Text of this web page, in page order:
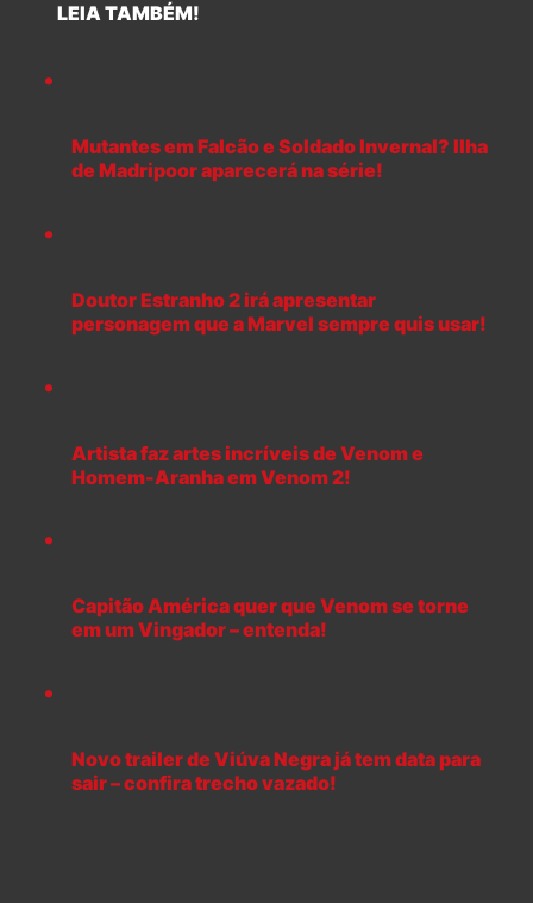
LEIA TAMBÉM!
Mutantes em Falcão e Soldado Invernal? Ilha
de Madripoor aparecerá na série!
Doutor Estranho 2 irá apresentar
personagem que a Marvel sempre quis usar!
Artista faz artes incríveis de Venom e
Homem-Aranha em Venom 2!
Capitão América quer que Venom se torne
em um Vingador – entenda!
Novo trailer de Viúva Negra já tem data para
sair – confira trecho vazado!